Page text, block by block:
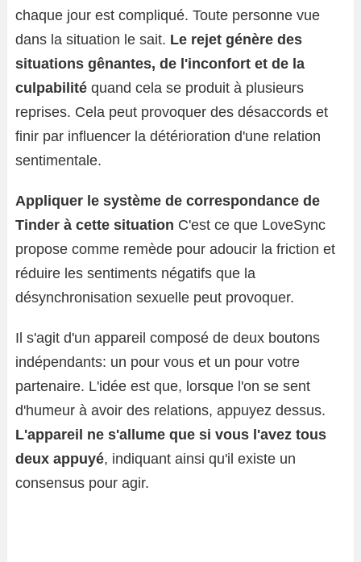
chaque jour est compliqué. Toute personne vue
dans la situation le sait. Le rejet génère des
situations gênantes, de l'inconfort et de la
culpabilité quand cela se produit à plusieurs
reprises. Cela peut provoquer des désaccords et
finir par influencer la détérioration d'une relation
sentimentale.
Appliquer le système de correspondance de
Tinder à cette situation C'est ce que LoveSync
propose comme remède pour adoucir la friction et
réduire les sentiments négatifs que la
désynchronisation sexuelle peut provoquer.
Il s'agit d'un appareil composé de deux boutons
indépendants: un pour vous et un pour votre
partenaire. L'idée est que, lorsque l'on se sent
d'humeur à avoir des relations, appuyez dessus.
L'appareil ne s'allume que si vous l'avez tous
deux appuyé, indiquant ainsi qu'il existe un
consensus pour agir.